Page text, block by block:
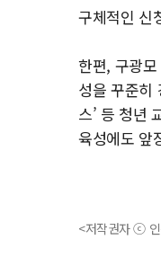
구체적인 신
한편, 구광
성을 꾸준히
스’ 등 청년
육성에도 앞
<저작권자 ⓒ